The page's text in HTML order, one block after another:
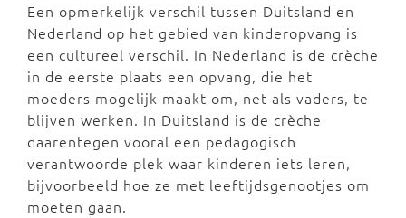
Een opmerkelijk verschil tussen Duitsland en
Nederland op het gebied van kinderopvang is
een cultureel verschil. In Nederland is de crèche
in de eerste plaats een opvang, die het
moeders mogelijk maakt om, net als vaders, te
blijven werken. In Duitsland is de crèche
daarentegen vooral een pedagogisch
verantwoorde plek waar kinderen iets leren,
bijvoorbeeld hoe ze met leeftijdsgenootjes om
moeten gaan.